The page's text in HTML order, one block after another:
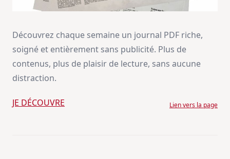
Découvrez chaque semaine un journal PDF riche,
soigné et entièrement sans publicité. Plus de
contenus, plus de plaisir de lecture, sans aucune
distraction.
JE DÉCOUVRE Lien vers la page